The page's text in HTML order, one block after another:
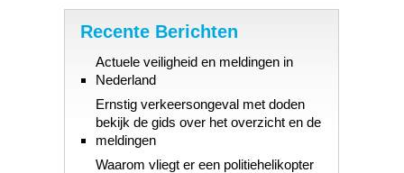
Recente Berichten
Actuele veiligheid en meldingen in
Nederland
Ernstig verkeersongeval met doden
bekijk de gids over het overzicht en de
meldingen
Waarom vliegt er een politiehelikopter